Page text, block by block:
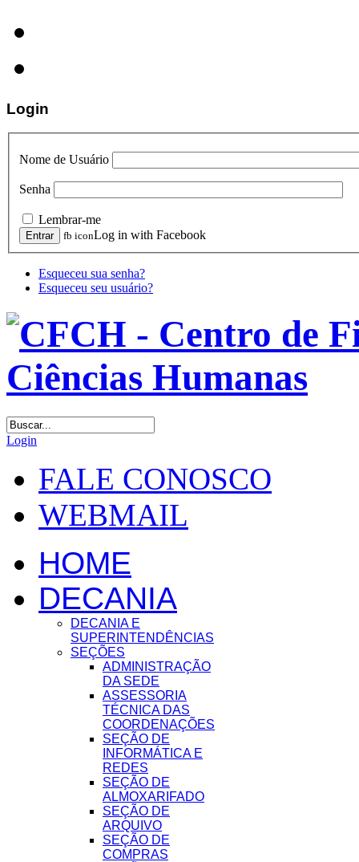
Login
Nome de Usuário
Senha
Lembrar-me
fb iconLog in with Facebook
Esqueceu sua senha?
Esqueceu seu usuário?
Login
FALE CONOSCO
WEBMAIL
HOME
DECANIA
DECANIA E
SUPERINTENDÊNCIAS
SEÇÕES
ADMINISTRAÇÃO
DA SEDE
ASSESSORIA
TÉCNICA DAS
COORDENAÇÕES
SEÇÃO DE
INFORMÁTICA E
REDES
SEÇÃO DE
ALMOXARIFADO
SEÇÃO DE
ARQUIVO
SEÇÃO DE
COMPRAS